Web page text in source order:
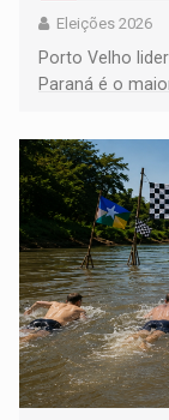
Eleições 2026
Porto Velho
Paraná é o